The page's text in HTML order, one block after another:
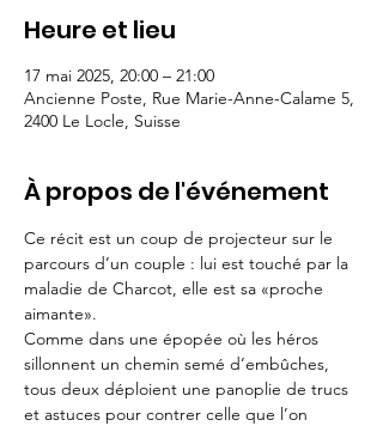
Heure et lieu
17 mai 2025, 20:00 – 21:00
Ancienne Poste, Rue Marie-Anne-Calame 5,
2400 Le Locle, Suisse
À propos de l'événement
Ce récit est un coup de projecteur sur le
parcours d’un couple : lui est touché par la
maladie de Charcot, elle est sa «proche
aimante».
Comme dans une épopée où les héros
sillonnent un chemin semé d’embûches,
tous deux déploient une panoplie de trucs
et astuces pour contrer celle que l’on